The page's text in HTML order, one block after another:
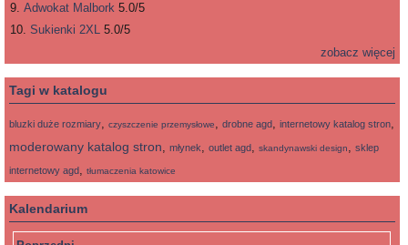
Adwokat Malbork 5.0/5
Sukienki 2XL 5.0/5
zobacz więcej
Tagi w katalogu
bluzki duże rozmiary, czyszczenie przemysłowe, drobne agd, internetowy katalog stron,
moderowany katalog stron, młynek, outlet agd, skandynawski design, sklep
internetowy agd, tłumaczenia katowice
Kalendarium